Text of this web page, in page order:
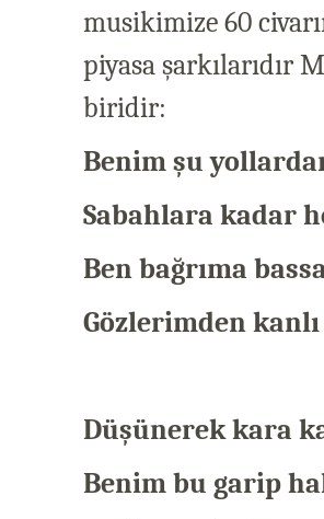
musikimize 60
piyasa şarkılarıdır
biridir:
Benim şu
Sabahlara kadar
Ben bağrıma
Gözlerimden
Düşünerek kara
Benim bu garip